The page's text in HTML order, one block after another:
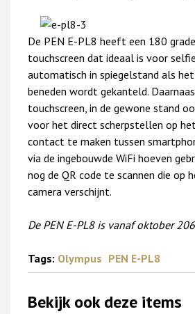
De PEN E-PL8 heeft een 180
touchscreen dat ideaal is voor
automatisch in spiegelstand als het
beneden wordt gekanteld.
touchscreen, in de gewone stand
voor het direct scherpstellen op
contact te maken tussen
via de ingebouwde WiFi hoeven
nog de QR code te scannen die op
camera verschijnt.
De PEN E-PL8 is vanaf oktober
Tags: Olympus PEN E-PL8
Bekijk ook deze items